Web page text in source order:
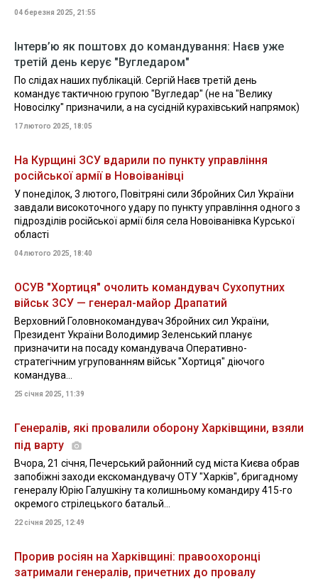
04 березня 2025, 21:55
Інтерв’ю як поштовх до командування: Наєв уже
третій день керує "Вугледаром"
По слідах наших публікацій. Сергій Наєв третій день
командує тактичною групою "Вугледар" (не на "Велику
Новосілку" призначили, а на сусідній курахівський напрямок)
17 лютого 2025, 18:05
На Курщині ЗСУ вдарили по пункту управління
російської армії в Новоіванівці
У понеділок, 3 лютого, Повітряні сили Збройних Сил України
завдали високоточного удару по пункту управління одного з
підрозділів російської армії біля села Новоіванівка Курської
області
04 лютого 2025, 18:40
ОСУВ "Хортиця" очолить командувач Сухопутних
військ ЗСУ — генерал-майор Драпатий
Верховний Головнокомандувач Збройних сил України,
Президент України Володимир Зеленський планує
призначити на посаду командувача Оперативно-
стратегічним угрупованням військ "Хортиця" діючого
командува...
25 січня 2025, 11:39
Генералів, які провалили оборону Харківщини, взяли
під варту
Вчора, 21 січня, Печерський районний суд міста Києва обрав
запобіжні заходи екскомандувачу ОТУ "Харків", бригадному
генералу Юрію Галушкіну та колишньому командиру 415-го
окремого стрілецького батальй...
22 січня 2025, 12:49
Прорив росіян на Харківщині: правоохоронці
затримали генералів, причетних до провалу